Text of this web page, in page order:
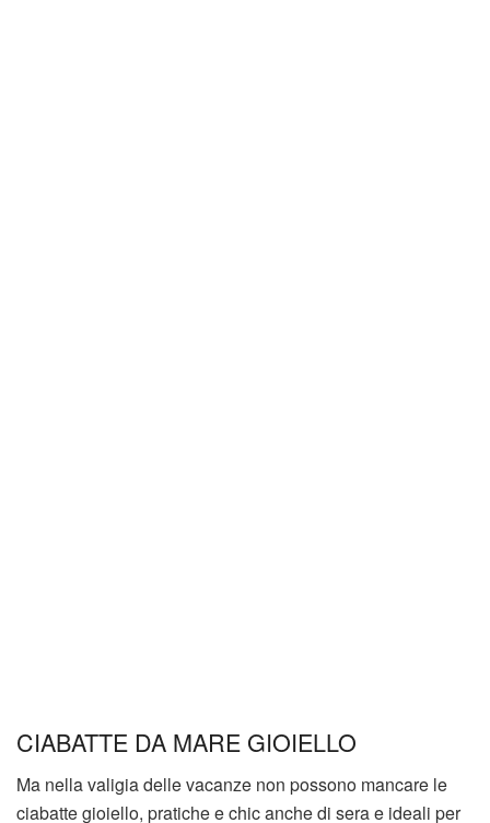
CIABATTE DA MARE GIOIELLO
Ma nella valigia delle vacanze non possono mancare le
ciabatte gioiello, pratiche e chic anche di sera e ideali per